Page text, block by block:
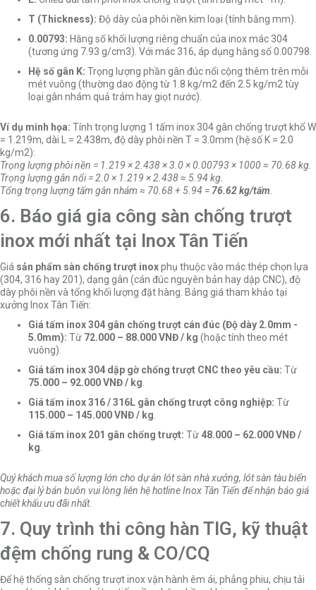
T (Thickness): Độ dày của phôi nền kim loại (tính bằng mm).
0.00793: Hằng số khối lượng riêng chuẩn của inox mác 304
(tương ứng 7.93 g/cm3). Với mác 316, áp dụng hằng số 0.00798.
Hệ số gân K: Trọng lượng phần gân đúc nổi cộng thêm trên mỗi
mét vuông (thường dao động từ 1.8 kg/m2 đến 2.5 kg/m2 tùy
loại gân nhám quả trám hay giọt nước).
Ví dụ minh họa: Tính trọng lượng 1 tấm inox 304 gân chống trượt khổ W
= 1.219m, dài L = 2.438m, độ dày phôi nền T = 3.0mm (hệ số K = 2.0
kg/m2):
Trọng lượng phôi nền = 1.219 × 2.438 × 3.0 × 0.00793 × 1000 ≈ 70.68 kg.
Trọng lượng gân nổi = 2.0 × 1.219 × 2.438 ≈ 5.94 kg.
Tổng trọng lượng tấm gân nhám ≈ 70.68 + 5.94 = 76.62 kg/tấm
6. Báo giá gia công sàn chống trượt
inox mới nhất tại Inox Tân Tiến
Giá sản phẩm sàn chống trượt inoxphụ thuộc vào mác thép chọn lựa
(304, 316 hay 201), dạng gân (cán đúc nguyên bản hay dập CNC), độ
dày phôi nền và tổng khối lượng đặt hàng. Bảng giá tham khảo tại
xưởng Inox Tân Tiến:
Giá tấm inox 304 gân chống trượt cán đúc (Độ dày 2.0mm -
5.0mm): Từ 72.000 – 88.000 VNĐ / kg (hoặc tính theo mét
vuông).
Giá tấm inox 304 dập gờ chống trượt CNC theo yêu cầu: Từ
75.000 – 92.000 VNĐ / kg
Giá tấm inox 316 / 316L gân chống trượt công nghiệp: Từ
115.000 – 145.000 VNĐ / kg
Giá tấm inox 201 gân chống trượt: Từ 48.000 – 62.000 VNĐ /
kg
Quý khách mua số lượng lớn cho dự án lót sàn nhà xưởng, lót sàn tàu biển
hoặc đại lý bán buôn vui lòng liên hệ hotline Inox Tân Tiến để nhận báo giá
chiết khấu ưu đãi nhất.
7. Quy trình thi công hàn TIG, kỹ thuật
đệm chống rung & CO/CQ
Để hệ thống sàn chống trượt inox vận hành êm ái, phẳng phiu, chịu tải